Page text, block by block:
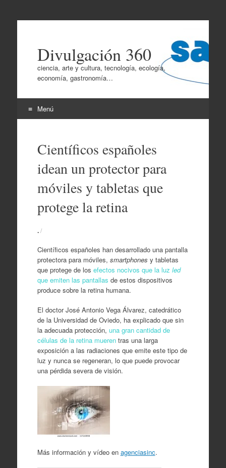
Divulgación 360
ciencia, arte y cultura, tecnología, ecología,
economía, gastronomía…
Menú
contenidoCientíficos españoles
idean un protector para
móviles y tabletas que
protege la retina
./
Científicos españoles han desarrollado una pantalla
protectora para móviles, smartphones y tabletas
que protege de los efectos nocivos que la luz led
que emiten las pantallas de estos dispositivos
produce sobre la retina humana.
El doctor José Antonio Vega Álvarez, catedrático
de la Universidad de Oviedo, ha explicado que sin
la adecuada protección, una gran cantidad de
células de la retina muerentras una larga
exposición a las radiaciones que emite este tipo de
luz y nunca se regeneran, lo que puede provocar
una pérdida severa de visión.
Más información y vídeo en agenciasinc.